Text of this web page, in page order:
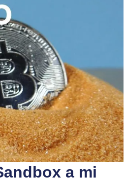
a mi